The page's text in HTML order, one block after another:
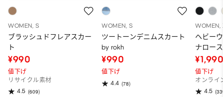
WOMEN, S
ブラッシュドフレアスカー
ト
¥990
値下げ
リサイクル素材
4.5 (609)
WOMEN, S
ツートーンデニムスカート
by rokh
¥990
値下げ
4.4 (78)
WOMEN,
ヘビー
ナロー
～
値下げ
オンライ
4.5